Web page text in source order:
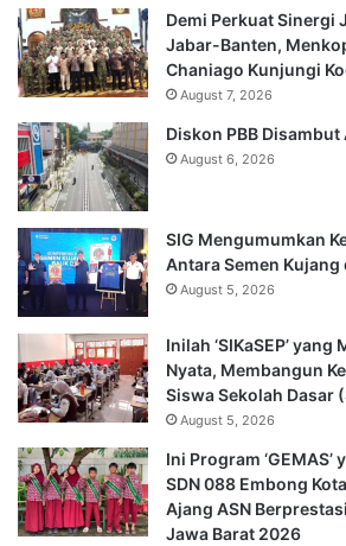
Demi Perkuat Sinergi
Jabar-Banten,
Chaniago Kunjungi
August 7, 2026
Diskon PBB
August 6, 2026
SIG Mengumumkan
Antara Semen Kujang
August 5, 2026
Inilah ‘SIKaSEP’
Nyata, Membangun
Siswa Sekolah Dasar
August 5, 2026
Ini Program ‘GEMAS’
SDN 088 Embong
Ajang ASN
Jawa Barat 2026